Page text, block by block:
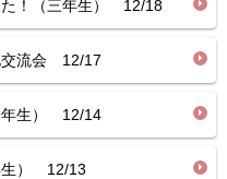
た！（三年生） 12/18
交流会 12/17
年生） 12/14
） 12/13